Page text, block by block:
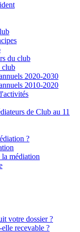
du club
club
2020-2030
2010-2020
?
médiation
votre dossier ?
recevable ?